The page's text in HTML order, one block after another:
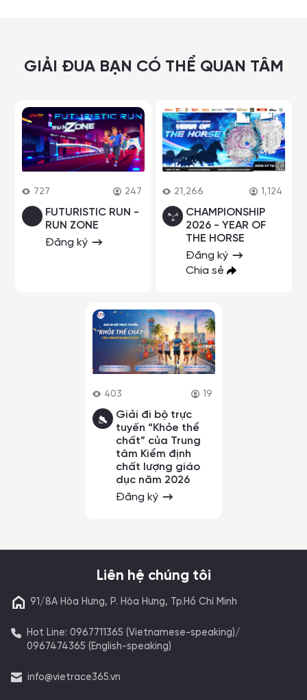
GIẢI ĐUA BẠN CÓ THỂ QUAN TÂM
727 247
FUTURISTIC RUN -
RUN ZONE
Đăng ký
21,266 1,124
CHAMPIONSHIP
2026 - YEAR OF
THE HORSE
Đăng ký
Chia sẻ
403 19
Giải đi bộ trực
tuyến “Khỏe thể
chất” của Trung
tâm Kiểm định
chất lượng giáo
dục năm 2026
Đăng ký
Liên hệ chúng tôi
91/8A Hòa Hưng, P. Hòa Hưng, Tp.Hồ Chí Minh
Hot Line: 0967711365 (Vietnamese-speaking)/
0967474365 (English-speaking)
info@vietrace365.vn